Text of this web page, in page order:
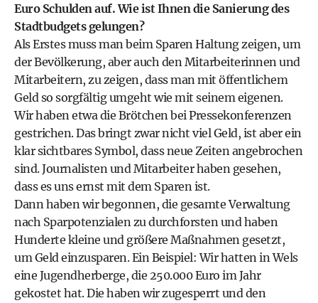
Euro Schulden auf. Wie ist Ihnen die Sanierung des
Stadtbudgets gelungen?
Als Erstes muss man beim Sparen Haltung zeigen, um
der Bevölkerung, aber auch den Mitarbeiterinnen und
Mitarbeitern, zu zeigen, dass man mit öffentlichem
Geld so sorgfältig umgeht wie mit seinem eigenen.
Wir haben etwa die Brötchen bei Pressekonferenzen
gestrichen. Das bringt zwar nicht viel Geld, ist aber ein
klar sichtbares Symbol, dass neue Zeiten angebrochen
sind. Journalisten und Mitarbeiter haben gesehen,
dass es uns ernst mit dem Sparen ist.
Dann haben wir begonnen, die gesamte Verwaltung
nach Sparpotenzialen zu durchforsten und haben
Hunderte kleine und größere Maßnahmen gesetzt,
um Geld einzusparen. Ein Beispiel: Wir hatten in Wels
eine Jugendherberge, die 250.000 Euro im Jahr
gekostet hat. Die haben wir zugesperrt und den